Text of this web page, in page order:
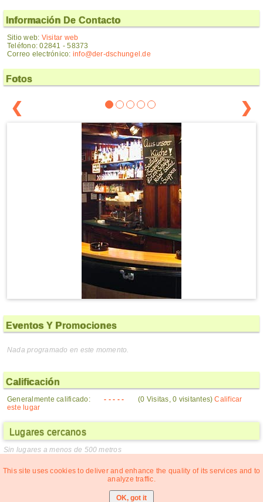
Información De Contacto
Sitio web: Visitar web
Teléfono: 02841 - 58373
Correo electrónico: info@der-dschungel.de
Fotos
❮ ❯
Eventos Y Promociones
Nada programado en este momento.
Calificación
Generalmente calificado: - - - - - (0 Visitas, 0 visitantes)Calificar
este lugar
Lugares cercanos
Sin lugares a menos de 500 metros
This site uses cookies to deliver and enhance the quality of its services and to
analyze traffic.